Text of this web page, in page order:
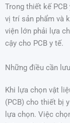
Trong thiết kế
vị trí sản phẩm và
viện lớn phải lựa
cậy cho PCB y tế.
Những điều cần
Khi lựa chọn vật
(PCB) cho thiết bị
lựa chọn. Việc